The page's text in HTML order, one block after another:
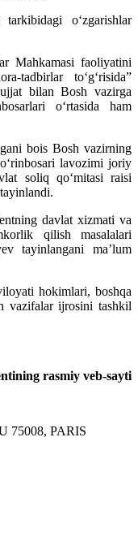
o‘zgarishlar
Mahkamasi faoliyatini
tadbirlar to‘g‘risida”
bilan Bosh vazirga
o‘rtasida ham
bois Bosh vazirning
lavozimi joriy
soliq qo‘mitasi raisi
davlat xizmati va
qilish masalalari
tayinlangani ma’lum
hokimlari, boshqa
vazifalar ijrosini tashkil
rasmiy veb-sayti
75008, PARIS